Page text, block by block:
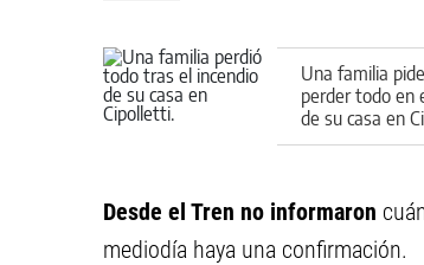
Una familia
perder todo en
de su casa en
cómo colaborar
Desde el Tren no informaron
mediodía haya una confirmación.